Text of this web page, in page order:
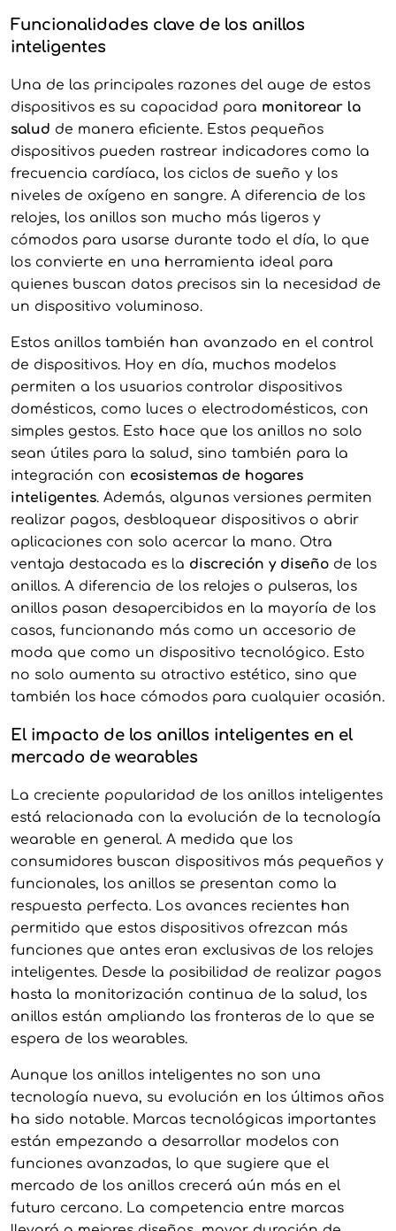
Funcionalidades clave de los anillos
inteligentes
Una de las principales razones del auge de estos
dispositivos es su capacidad para monitorear la
salud de manera eficiente. Estos pequeños
dispositivos pueden rastrear indicadores como la
frecuencia cardíaca, los ciclos de sueño y los
niveles de oxígeno en sangre. A diferencia de los
relojes, los anillos son mucho más ligeros y
cómodos para usarse durante todo el día, lo que
los convierte en una herramienta ideal para
quienes buscan datos precisos sin la necesidad de
un dispositivo voluminoso.
Estos anillos también han avanzado en el control
de dispositivos. Hoy en día, muchos modelos
permiten a los usuarios controlar dispositivos
domésticos, como luces o electrodomésticos, con
simples gestos. Esto hace que los anillos no solo
sean útiles para la salud, sino también para la
integración con ecosistemas de hogares
inteligentes. Además, algunas versiones permiten
realizar pagos, desbloquear dispositivos o abrir
aplicaciones con solo acercar la mano. Otra
ventaja destacada es la discreción y diseñode los
anillos. A diferencia de los relojes o pulseras, los
anillos pasan desapercibidos en la mayoría de los
casos, funcionando más como un accesorio de
moda que como un dispositivo tecnológico. Esto
no solo aumenta su atractivo estético, sino que
también los hace cómodos para cualquier ocasión.
El impacto de los anillos inteligentes en el
mercado de wearables
La creciente popularidad de los anillos inteligentes
está relacionada con la evolución de la tecnología
wearable en general. A medida que los
consumidores buscan dispositivos más pequeños y
funcionales, los anillos se presentan como la
respuesta perfecta. Los avances recientes han
permitido que estos dispositivos ofrezcan más
funciones que antes eran exclusivas de los relojes
inteligentes. Desde la posibilidad de realizar pagos
hasta la monitorización continua de la salud, los
anillos están ampliando las fronteras de lo que se
espera de los wearables.
Aunque los anillos inteligentes no son una
tecnología nueva, su evolución en los últimos años
ha sido notable. Marcas tecnológicas importantes
están empezando a desarrollar modelos con
funciones avanzadas, lo que sugiere que el
mercado de los anillos crecerá aún más en el
futuro cercano. La competencia entre marcas